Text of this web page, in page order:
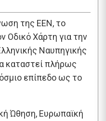
της ΕΕΝ, το
Οδικό Χάρτη για την
Ναυπηγικής
καταστεί πλήρως
επίπεδο ως το
Ώθηση, Ευρωπαϊκή